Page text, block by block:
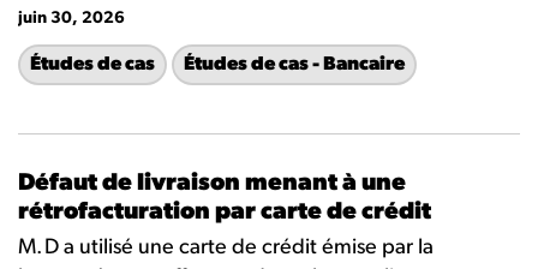
juin 30, 2026
Études de cas Études de cas - Bancaire
Défaut de livraison menant à une
rétrofacturation par carte de crédit
M. D a utilisé une carte de crédit émise par la